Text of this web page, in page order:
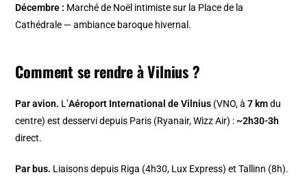
Décembre : Marché de Noël intimiste sur la Place de la
Cathédrale — ambiance baroque hivernal.
Comment se rendre à Vilnius ?
Par avion. L’Aéroport International de Vilnius (VNO, à7 kmdu
centre) est desservi depuis Paris (Ryanair, Wizz Air) :~2h30-3h
direct.
Par bus. Liaisons depuis Riga (4h30, Lux Express) et Tallinn (8h).